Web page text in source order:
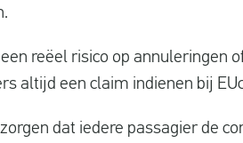
reëel risico op annuleringen
altijd een claim indienen bij
dat iedere passagier de